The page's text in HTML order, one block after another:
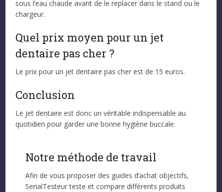
sous l’eau chaude avant de le replacer dans le stand ou le
chargeur.
Quel prix moyen pour un jet
dentaire pas cher ?
Le prix pour un jet dentaire pas cher est de 15 euros.
Conclusion
Le jet dentaire est donc un véritable indispensable au
quotidien pour garder une bonne hygiène buccale.
Notre méthode de travail
Afin de vous proposer des guides d’achat objectifs,
SerialTesteur teste et compare différents produits